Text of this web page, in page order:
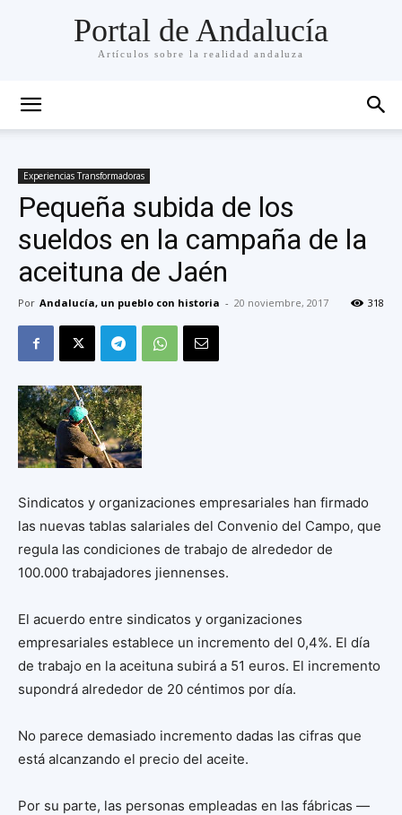
Portal de Andalucía
Artículos sobre la realidad andaluza
Experiencias Transformadoras
Pequeña subida de los
sueldos en la campaña de la
aceituna de Jaén
Por Andalucía, un pueblo con historia - 20 noviembre, 2017 318
Sindicatos y organizaciones empresariales han firmado
las nuevas tablas salariales del Convenio del Campo, que
regula las condiciones de trabajo de alrededor de
100.000 trabajadores jiennenses.
El acuerdo entre sindicatos y organizaciones
empresariales establece un incremento del 0,4%. El día
de trabajo en la aceituna subirá a 51 euros. El incremento
supondrá alrededor de 20 céntimos por día.
No parece demasiado incremento dadas las cifras que
está alcanzando el precio del aceite.
Por su parte, las personas empleadas en las fábricas —